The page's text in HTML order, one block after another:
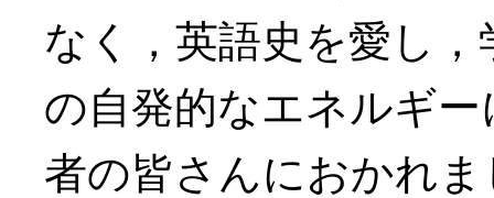
なく，英語史を愛し
の自発的なエネルギ
者の皆さんにおかれ